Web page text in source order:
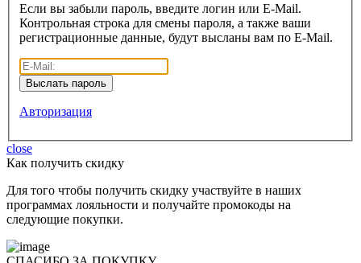
Если вы забыли пароль, введите логин или E-Mail.
Контрольная строка для смены пароля, а также ваши
регистрационные данные, будут высланы вам по E-Mail.
Авторизация
close
Как получить скидку
Для того чтобы получить скидку участвуйте в наших
программах лояльности и получайте промокоды на
следующие покупки.